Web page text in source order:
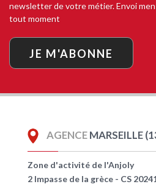
newsletter de votre métier. Envoi
tout moment
JE M'ABONNE
AGENCEMARSEILLE
Zone d'activité de l'Anjoly
2 Impasse de la grèce - CS